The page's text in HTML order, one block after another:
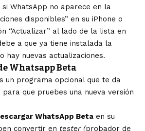
WhatsApp no aparece en la
disponibles” en su iPhone o
“Actualizar” al lado de la lista en
a que ya tiene instalada la
hay nuevas actualizaciones.
Whatsapp Beta
un programa opcional que te da
para que pruebes una nueva versión
WhatsApp Beta en su
convertir en tester (probador de